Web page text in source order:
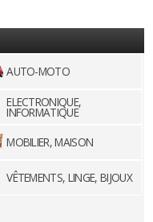
AUTO-MOTO
ELECTRONIQUE,
INFORMATIQUE
MOBILIER, MAISON
VÊTEMENTS, LINGE, BIJOUX